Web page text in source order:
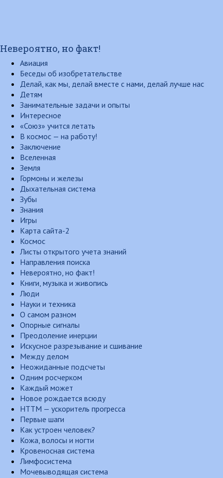
Невероятно, но факт!
Авиация
Беседы об изобретательстве
Делай, как мы, делай вместе с нами, делай лучше нас
Детям
Занимательные задачи и опыты
Интересное
«Союз» учится летать
В космос — на работу!
Заключение
Вселенная
Земля
Гормоны и железы
Дыхательная система
Зубы
Знания
Игры
Карта сайта-2
Космос
Листы открытого учета знаний
Направления поиска
Невероятно, но факт!
Книги, музыка и живопись
Люди
Науки и техника
О самом разном
Опорные сигналы
Преодоление инерции
Искусное разрезывание и сшивание
Между делом
Неожиданные подсчеты
Одним росчерком
Каждый может
Новое рождается всюду
НТТМ — ускоритель прогресса
Первые шаги
Как устроен человек?
Кожа, волосы и ногти
Кровеносная система
Лимфосистема
Мочевыводящая система